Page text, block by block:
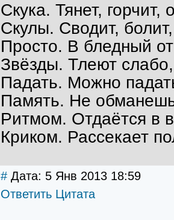
Скука. Тянет,
Скулы. Сводит,
Просто. В бледный
Звёзды. Тлеют
Падать. Можно
Память. Не
Ритмом. Отдаётся в
Криком. Рассекает
# Дата: 5 Янв 2013 18:59
Ответить Цитата